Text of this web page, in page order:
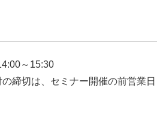
～15:30
切は、セミナー開催の前営業日